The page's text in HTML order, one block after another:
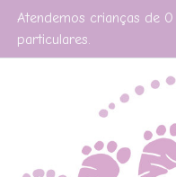
Atendemos crianças de
particulares.